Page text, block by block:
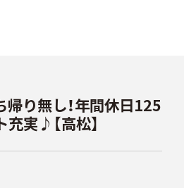
帰り無し！年間休日125
実♪【高松】